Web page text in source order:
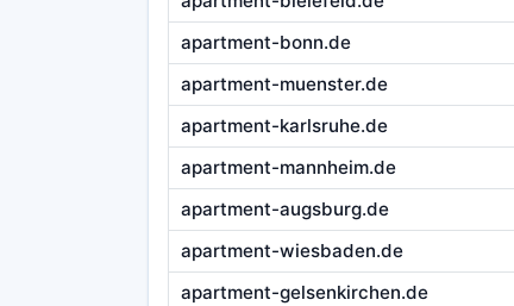
apartment-bonn.de
apartment-muenster.de
apartment-karlsruhe.de
apartment-mannheim.de
apartment-augsburg.de
apartment-wiesbaden.de
apartment-gelsenkirchen.de